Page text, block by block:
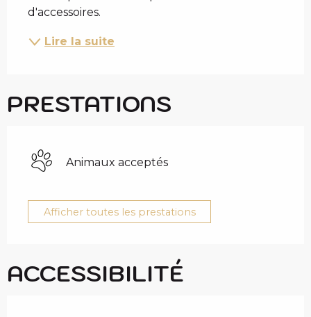
d'accessoires.
Lire la suite
PRESTATIONS
Animaux acceptés
Afficher toutes les prestations
ACCESSIBILITÉ